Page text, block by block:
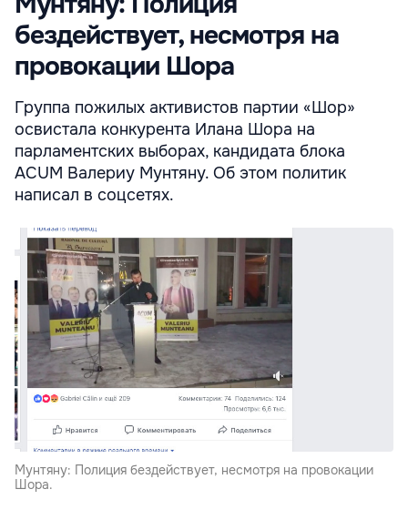
бездействует, несмотря на
провокации Шора
Группа пожилых активистов партии «Шор»
освистала конкурента Илана Шора на
парламентских выборах, кандидата блока
ACUM Валериу Мунтяну. Об этом политик
написал в соцсетях.
Мунтяну: Полиция бездействует, несмотря на провокации
Шора.